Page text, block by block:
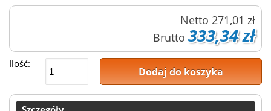
Netto 271,01 zł
Brutto 333,34 zł
Ilość:
Dodaj do koszyka